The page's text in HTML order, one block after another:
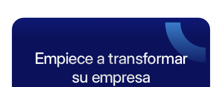
Empiece a transformar
su empresa